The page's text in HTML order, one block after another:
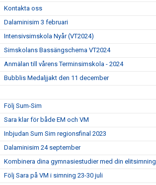
Kontakta oss
Dalaminisim 3 februari
Intensivsimskola Nyår (VT2024)
Simskolans Bassängschema VT2024
Anmälan till vårens Terminsimskola - 2024
Bubblis Medaljjakt den 11 december
Följ Sum-Sim
Sara klar för både EM och VM
Inbjudan Sum Sim regionsfinal 2023
Dalaminisim 24 september
Kombinera dina gymnasiestudier med din elitsimning
Följ Sara på VM i simning 23-30 juli